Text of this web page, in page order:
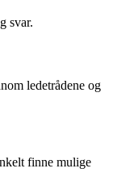
svar.
ledetrådene og
finne mulige